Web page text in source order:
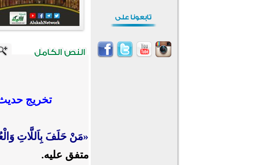
تخريج
«مَنْ حَلَفَ بِاَللَّاتِ
متفق عليه.
مسابقة المعلومات الإسلامية